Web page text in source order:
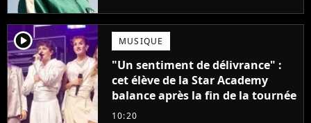
player2 MUSIQUE
"Un sentiment de délivrance" :
cet élève de la Star Academy
balance après la fin de la tournée
10:20